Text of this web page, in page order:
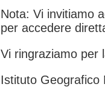
Nota: Vi invitiamo
per accedere
Vi ringraziamo per
Istituto Geografico